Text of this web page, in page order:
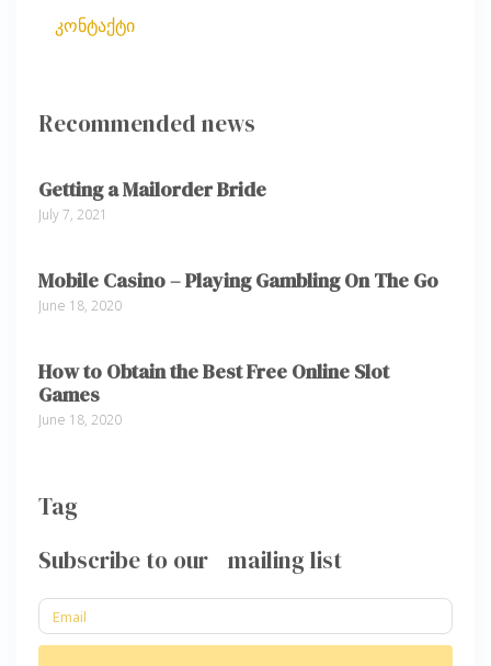
კონტაქტი
Recommended news
Getting a Mailorder Bride
July 7, 2021
Mobile Casino – Playing Gambling On The Go
June 18, 2020
How to Obtain the Best Free Online Slot
Games
June 18, 2020
Tag
Subscribe to our mailing list